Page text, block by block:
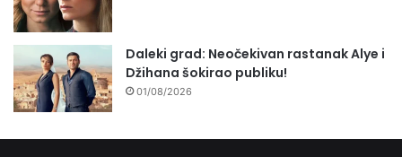
Daleki grad: Neočekivan rastanak Alye i
Džihana šokirao publiku!
01/08/2026